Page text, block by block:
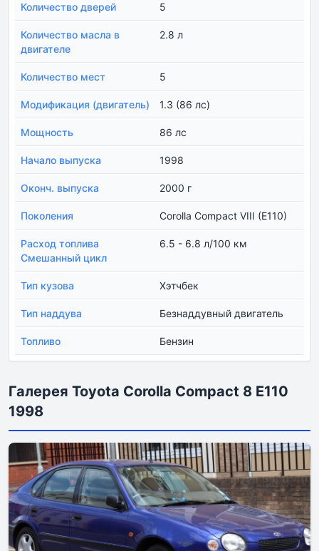
Количество дверей 5
Количество масла в
двигателе
2.8 л
Количество мест 5
Модификация (двигатель) 1.3 (86 лс)
Мощность 86 лс
Начало выпуска 1998
Оконч. выпуска 2000 г
Поколения Corolla Compact VIII (E110)
Расход топлива
Смешанный цикл
6.5 - 6.8 л/100 км
Тип кузова Хэтчбек
Тип наддува Безнаддувный двигатель
Топливо Бензин
Галерея Toyota Corolla Compact 8 E110
1998